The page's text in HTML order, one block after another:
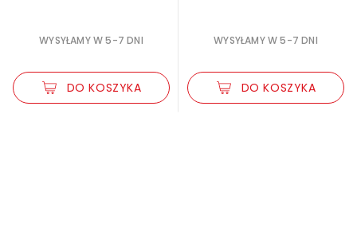
WYSYŁAMY W 5-7 DNI
DO KOSZYKA
WYSYŁAMY W 5-7 DNI
DO KOSZYKA